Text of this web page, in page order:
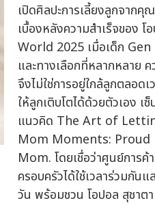
เปิดศิลปะการเลี้ยงลูกจาก
เบื้องหลังความสำเร็จของ
World 2025 เมื่อเด็ก Gen
และทางเลือกที่หลากหลาย
จึงไม่ใช่การอยู่ใกล้ลูกตลอด
ให้ลูกเติบโตได้ด้วยตัวเอง
แนวคิด The Art of
Mom Moments:
Mom. โดยเชื่อว่าศูนย์การ
ครอบครัวได้ใช้เวลาร่วมกัน
วัน พร้อมชวน โอปอล สุชาต